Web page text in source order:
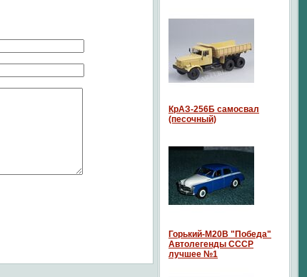
КрАЗ-256Б самосвал
(песочный)
Горький-М20В "Победа"
Автолегенды СССР
лучшее №1